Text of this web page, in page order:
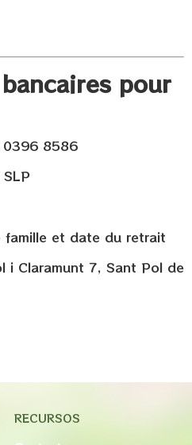
pour
8586
famille et date du retrait
i Claramunt 7, Sant Pol de
RECURSOS